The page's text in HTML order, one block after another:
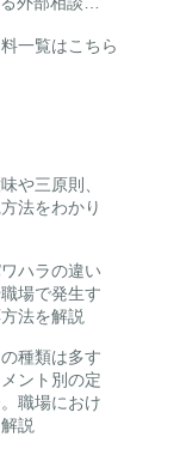
一覧はこちら
や三原則、
法をわかり
ハラの違い
場で発生す
法を解説
種類は多す
ント別の定
職場におけ
説